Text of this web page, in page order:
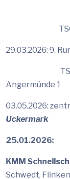
TSG
29.03.2026: 9.
TSV Blau-
Angermünde 1
03.05.2026:
Uckermark
25.01.2026:
KMM
Schwedt,